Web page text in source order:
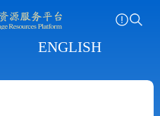
ENGLISH